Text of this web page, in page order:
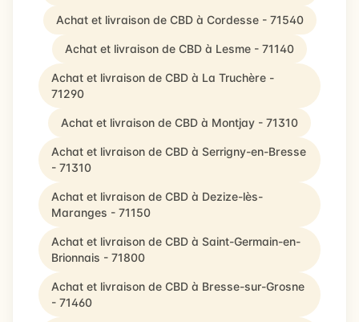
Achat et livraison de CBD à Cordesse - 71540
Achat et livraison de CBD à Lesme - 71140
Achat et livraison de CBD à La Truchère -
71290
Achat et livraison de CBD à Montjay - 71310
Achat et livraison de CBD à Serrigny-en-Bresse
- 71310
Achat et livraison de CBD à Dezize-lès-
Maranges - 71150
Achat et livraison de CBD à Saint-Germain-en-
Brionnais - 71800
Achat et livraison de CBD à Bresse-sur-Grosne
- 71460